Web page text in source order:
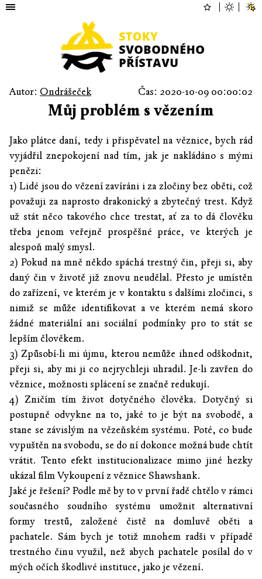
Autor: Ondrášeček Čas: 2020-10-09 00:00:02
Můj problém s vězením
Jako plátce daní, tedy i přispěvatel na věznice, bych rád
vyjádřil znepokojení nad tím, jak je nakládáno s mými
penězi:
1) Lidé jsou do vězení zavíráni i za zločiny bez oběti, což
považuji za naprosto drakonický a zbytečný trest. Když
už stát něco takového chce trestat, ať za to dá člověku
třeba jenom veřejně prospěšné práce, ve kterých je
alespoň malý smysl.
2) Pokud na mně někdo spáchá trestný čin, přeji si, aby
daný čin v životě již znovu neudělal. Přesto je umístěn
do zařízení, ve kterém je v kontaktu s dalšími zločinci, s
nimiž se může identifikovat a ve kterém nemá skoro
žádné materiální ani sociální podmínky pro to stát se
lepším člověkem.
3) Způsobí-li mi újmu, kterou nemůže ihned odškodnit,
přeji si, aby mi ji co nejrychleji uhradil. Je-li zavřen do
věznice, možnosti splácení se značně redukují.
4) Zničím tím život dotyčného člověka. Dotyčný si
postupně odvykne na to, jaké to je být na svobodě, a
stane se závislým na vězeňském systému. Poté, co bude
vypuštěn na svobodu, se do ní dokonce možná bude chtít
vrátit. Tento efekt institucionalizace mimo jiné hezky
ukázal film Vykoupení z věznice Shawshank.
Jaké je řešení? Podle mě by to v první řadě chtělo v rámci
současného soudního systému umožnit alternativní
formy trestů, založené čistě na domluvě oběti a
pachatele. Sám bych je totiž mnohem radši v případě
trestného činu využil, než abych pachatele posílal do v
mých očích škodlivé instituce, jako je vězení.